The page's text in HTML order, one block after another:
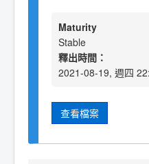
Maturity
Stable
釋出時間：
2021-08-19, 週四
查看檔案